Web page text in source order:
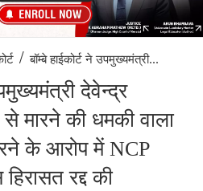
/ बॉम्बे हाईकोर्ट ने उपमुख्यमंत्री...
देवेन्द्र
मारने की धमकी वाला
के आरोप में NCP
रद्द की